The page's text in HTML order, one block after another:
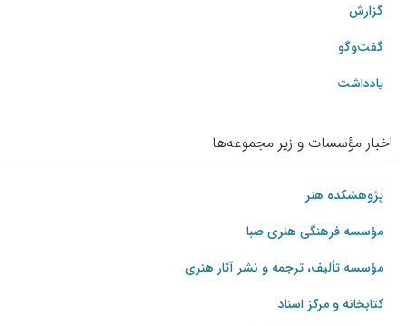
گزارش
گفت‌وگو
یادداشت
اخبار مؤسسات و زیر مجموعه‌ها
پژوهشکده هنر
مؤسسه فرهنگی هنری صبا
مؤسسه تألیف، ترجمه و نشر آثار هنری
کتابخانه و مرکز اسناد